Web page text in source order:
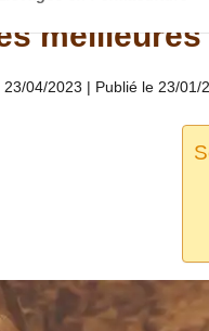
23/04/2023 | Publié le 23/01/